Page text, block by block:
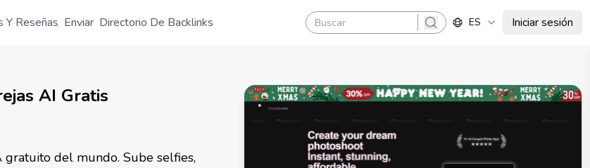
Y Reseñas Enviar Directorio De Backlinks
search
ES Iniciar sesión
AI Gratis
del mundo. Sube selfies,